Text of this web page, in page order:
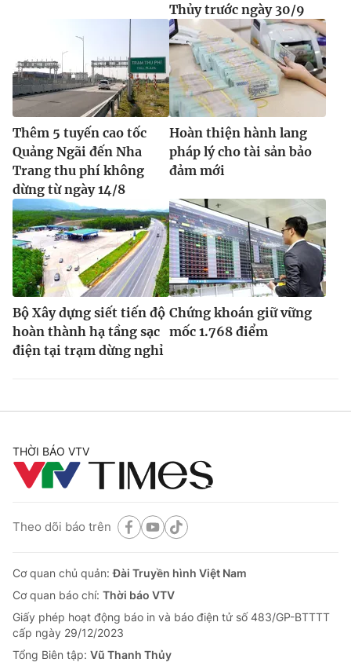
Thủy trước ngày 30/9
Thêm 5 tuyến cao tốc
Quảng Ngãi đến Nha
Trang thu phí không
dừng từ ngày 14/8
Hoàn thiện hành lang
pháp lý cho tài sản bảo
đảm mới
Bộ Xây dựng siết tiến độ
hoàn thành hạ tầng sạc
điện tại trạm dừng nghỉ
Chứng khoán giữ vững
mốc 1.768 điểm
THỜI BÁO VTV
Theo dõi báo trên
Cơ quan chủ quản:Đài Truyền hình Việt Nam
Cơ quan báo chí: Thời báo VTV
Giấy phép hoạt động báo in và báo điện tử số 483/GP-BTTTT
cấp ngày 29/12/2023
Tổng Biên tập: Vũ Thanh Thủy